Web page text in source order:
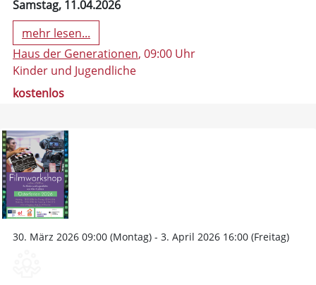
Samstag, 11.04.2026
mehr lesen...
Haus der Generationen, 09:00 Uhr
Kinder und Jugendliche
kostenlos
30. März 2026 09:00 (Montag) - 3. April 2026 16:00 (Freitag)